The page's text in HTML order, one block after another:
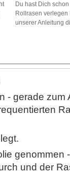
Du hast Dich
Rollrasen verlegen
unserer Anleitung
- gerade zum
genommen
und der